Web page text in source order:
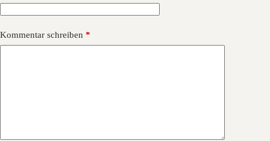
Kommentar schreiben *